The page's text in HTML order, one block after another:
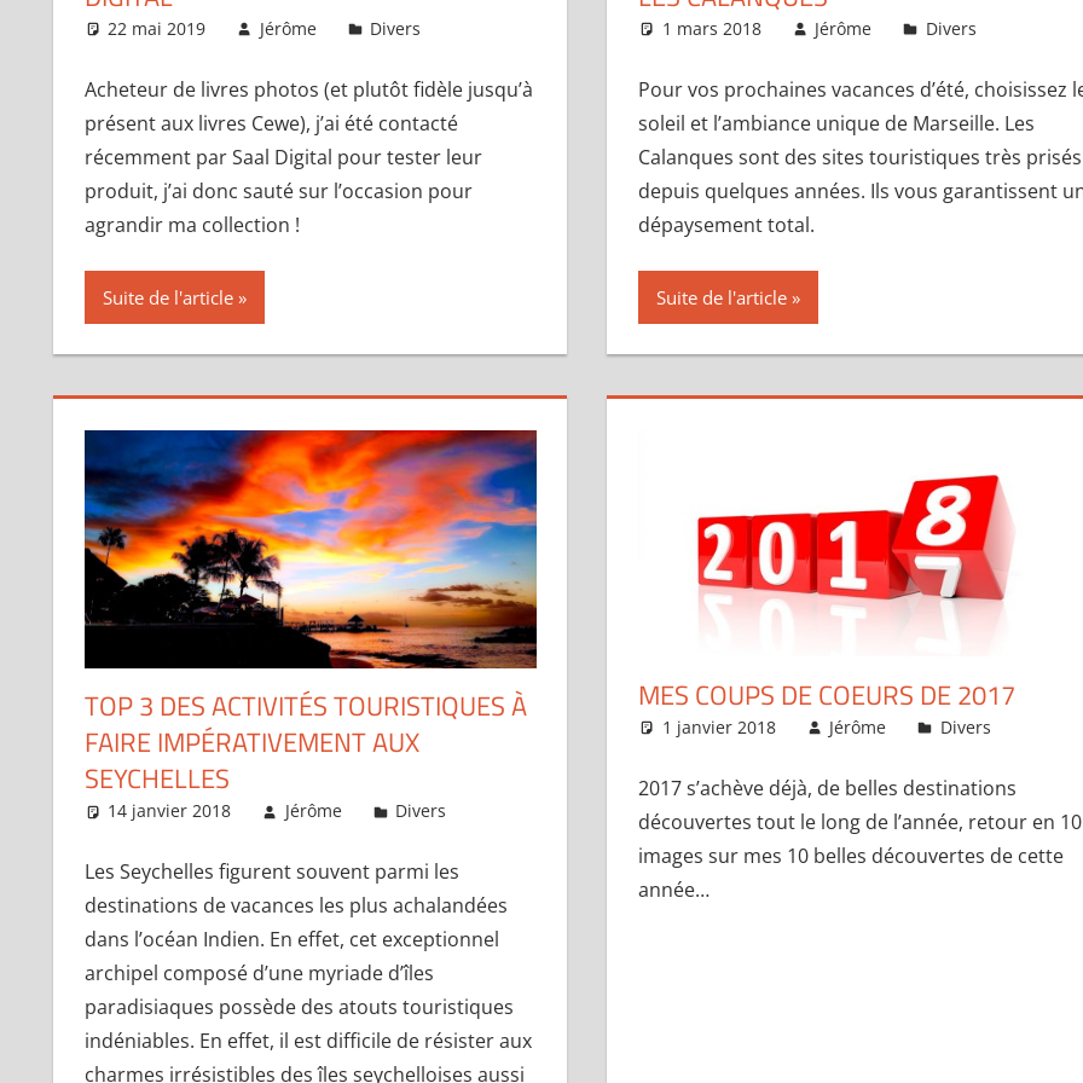
22 mai 2019 Jérôme Divers Laisser un commentaire
Acheteur de livres photos (et plutôt fidèle jusqu’à
présent aux livres Cewe), j’ai été contacté
récemment par Saal Digital pour tester leur
produit, j’ai donc sauté sur l’occasion pour
agrandir ma collection !
Suite de l'article
1 mars 2018 Jérôme Divers
Pour vos prochaines vacances d’été, choisissez
soleil et l’ambiance unique de Marseille. Les
Calanques sont des sites touristiques très prisés
depuis quelques années. Ils vous garantissent
dépaysement total.
Suite de l'article
TOP 3 DES ACTIVITÉS TOURISTIQUES À
FAIRE IMPÉRATIVEMENT AUX
SEYCHELLES
14 janvier 2018 Jérôme Divers Laisser un commentaire
Les Seychelles figurent souvent parmi les
destinations de vacances les plus achalandées
dans l’océan Indien. En effet, cet exceptionnel
archipel composé d’une myriade d’îles
paradisiaques possède des atouts touristiques
indéniables. En effet, il est difficile de résister aux
charmes irrésistibles des îles seychelloises aussi
MES COUPS DE COEURS DE 2017
1 janvier 2018 Jérôme Divers
2017 s’achève déjà, de belles destinations
découvertes tout le long de l’année, retour en 10
images sur mes 10 belles découvertes de cette
année…